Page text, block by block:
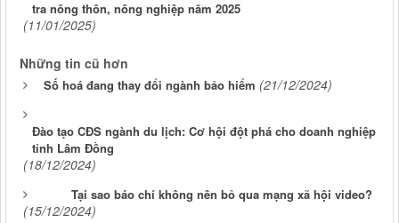
tra nông thôn, nông nghiệp năm 2025
(11/01/2025)
Những tin cũ hơn
Số hoá đang thay đổi ngành bảo hiểm (21/12/2024)
Đào tạo CĐS ngành du lịch: Cơ hội đột phá cho doanh nghiệp
tỉnh Lâm Đồng
(18/12/2024)
Tại sao báo chí không nên bỏ qua mạng xã hội video?
(15/12/2024)